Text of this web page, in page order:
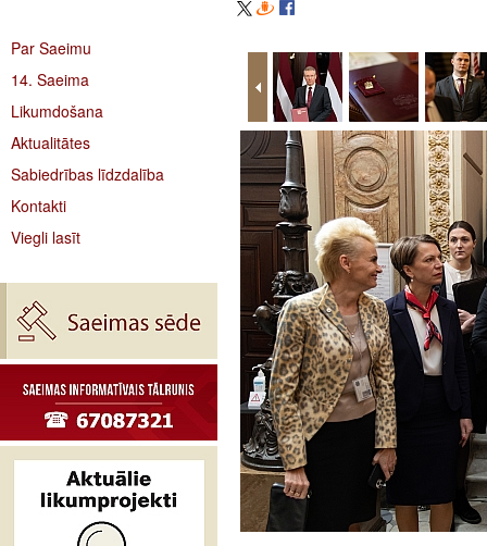
Par Saeimu
14. Saeima
Likumdošana
Aktualitātes
Sabiedrības līdzdalība
Kontakti
Viegli lasīt